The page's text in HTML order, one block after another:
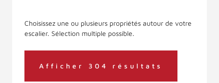
Choisissez une ou plusieurs propriétés autour de votre
escalier. Sélection multiple possible.
Afficher 304 résultats